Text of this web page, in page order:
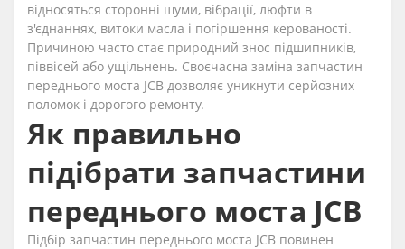
відносяться сторонні шуми, вібрації, люфти в
з'єднаннях, витоки масла і погіршення керованості.
Причиною часто стає природний знос підшипників,
піввісей або ущільнень. Своєчасна заміна запчастин
переднього моста JCB дозволяє уникнути серйозних
поломок і дорогого ремонту.
Як правильно
підібрати запчастини
переднього моста JCB
Підбір запчастин переднього моста JCB повинен